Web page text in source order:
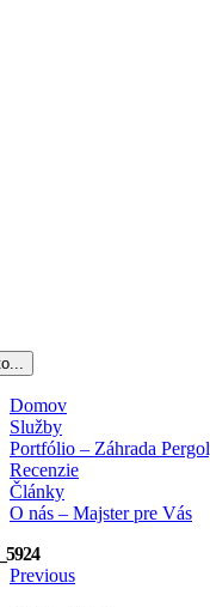
Domov
Služby
Portfólio – Záhrada
Recenzie
Články
O nás – Majster pre Vás
Previous